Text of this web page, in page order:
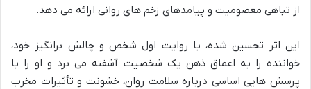
از تباهی معصومیت و پیامدهای زخم های روانی ارائه می دهد.
این اثر تحسین شده، با روایت اول شخص و چالش برانگیز خود،
خواننده را به اعماق ذهن یک شخصیت آشفته می برد و او را با
پرسش هایی اساسی درباره سلامت روان، خشونت و تأثیرات مخرب